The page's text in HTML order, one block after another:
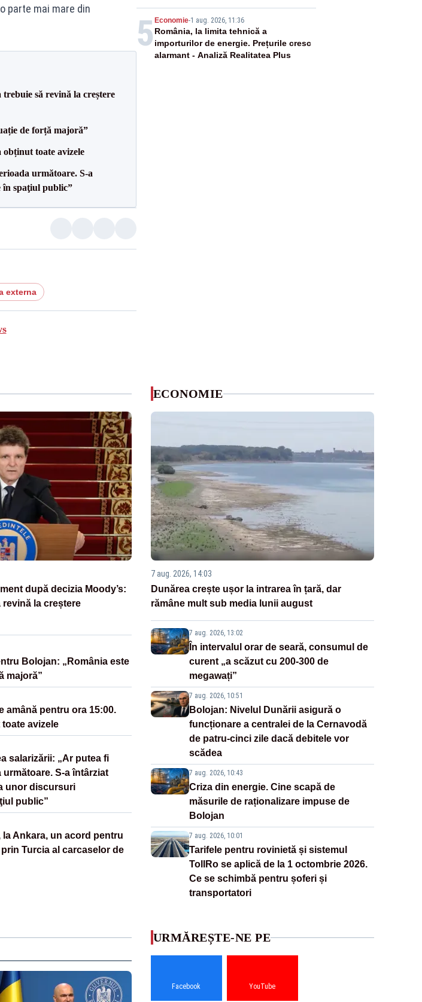
parte mai mare din
să revină la creștere
de forță majoră”
toate avizele
următoare. S-a
în spaţiul public”
externa
5 Economie-1 aug. 2026, 11:36
România, la limita tehnică a
importurilor de energie. Prețurile cresc
alarmant - Analiză Realitatea Plus
după decizia Moody’s:
revină la creștere
Bolojan: „România este
majoră”
amână pentru ora 15:00.
avizele
salarizării: „Ar putea fi
S-a întârziat
unor discursuri
public”
la Ankara, un acord pentru
Turcia al carcaselor de
ECONOMIE
7 aug. 2026, 14:03
Dunărea crește ușor la intrarea în țară, dar
rămâne mult sub media lunii august
7 aug. 2026, 13:02
În intervalul orar de seară, consumul de
curent „a scăzut cu 200-300 de
megawați”
7 aug. 2026, 10:51
Bolojan: Nivelul Dunării asigură o
funcționare a centralei de la Cernavodă
de patru-cinci zile dacă debitele vor
scădea
7 aug. 2026, 10:43
Criza din energie. Cine scapă de
măsurile de raționalizare impuse de
Bolojan
7 aug. 2026, 10:01
Tarifele pentru rovinietă și sistemul
TollRo se aplică de la 1 octombrie 2026.
Ce se schimbă pentru șoferi și
transportatori
URMĂREȘTE-NE PE
Facebook YouTube